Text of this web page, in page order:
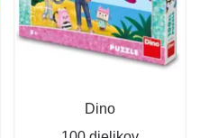
Dino